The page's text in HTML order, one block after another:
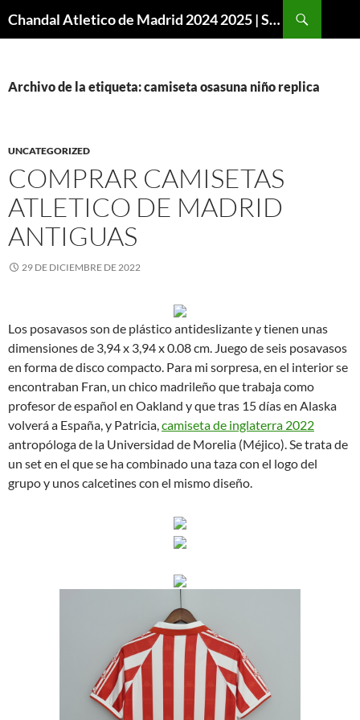
Chandal Atletico de Madrid 2024 2025 | SuperVigo
Archivo de la etiqueta: camiseta osasuna niño replica
UNCATEGORIZED
COMPRAR CAMISETAS
ATLETICO DE MADRID
ANTIGUAS
29 DE DICIEMBRE DE 2022
Los posavasos son de plástico antideslizante y tienen unas
dimensiones de 3,94 x 3,94 x 0.08 cm. Juego de seis posavasos
en forma de disco compacto. Para mi sorpresa, en el interior se
encontraban Fran, un chico madrileño que trabaja como
profesor de español en Oakland y que tras 15 días en Alaska
volverá a España, y Patricia,camiseta de inglaterra 2022
antropóloga de la Universidad de Morelia (Méjico). Se trata de
un set en el que se ha combinado una taza con el logo del
grupo y unos calcetines con el mismo diseño.